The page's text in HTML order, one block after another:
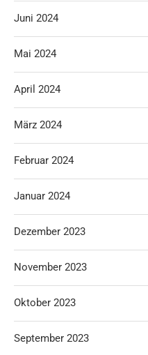
Juni 2024
Mai 2024
April 2024
März 2024
Februar 2024
Januar 2024
Dezember 2023
November 2023
Oktober 2023
September 2023